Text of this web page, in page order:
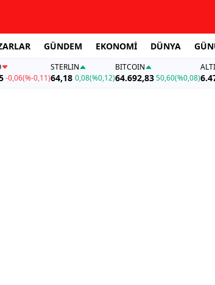
GÜNDEM EKONOMİ DÜNYA
-0,06(%-0,11)
STERLIN
64,18 0,08(%0,12)
BITCOIN
64.692,8350,60(%0,08)